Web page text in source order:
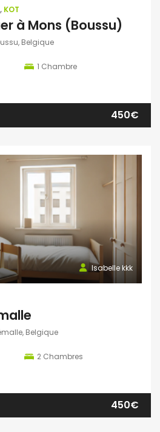
, KOT
à Mons (Boussu)
Belgique
1 Chambre
450€
Isabelle kkk
Belgique
2 Chambres
450€